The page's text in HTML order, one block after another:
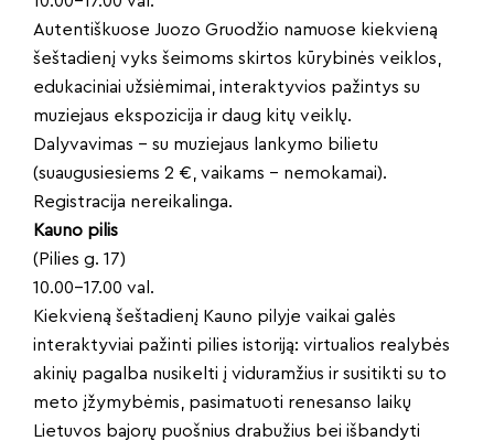
Autentiškuose Juozo Gruodžio namuose kiekvieną
šeštadienį vyks šeimoms skirtos kūrybinės veiklos,
edukaciniai užsiėmimai, interaktyvios pažintys su
muziejaus ekspozicija ir daug kitų veiklų.
Dalyvavimas – su muziejaus lankymo bilietu
(suaugusiesiems 2 €, vaikams – nemokamai).
Registracija nereikalinga.
Kauno pilis
(Pilies g. 17)
10.00–17.00 val.
Kiekvieną šeštadienį Kauno pilyje vaikai galės
interaktyviai pažinti pilies istoriją: virtualios realybės
akinių pagalba nusikelti į viduramžius ir susitikti su to
meto įžymybėmis, pasimatuoti renesanso laikų
Lietuvos bajorų puošnius drabužius bei išbandyti